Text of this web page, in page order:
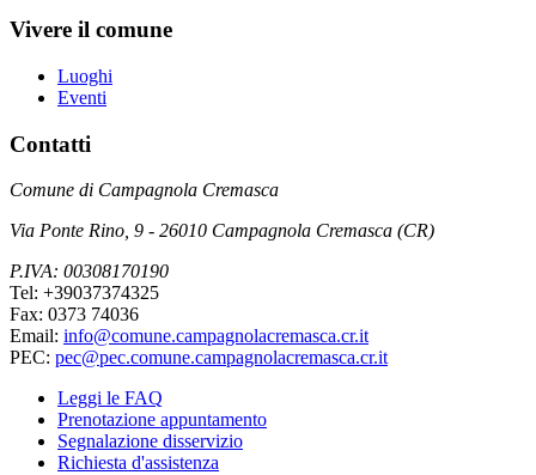
Vivere il comune
Luoghi
Eventi
Contatti
Comune di Campagnola Cremasca
Via Ponte Rino, 9 - 26010 Campagnola Cremasca (CR)
P.IVA: 00308170190
Tel: +39037374325
Fax: 0373 74036
Email: info@comune.campagnolacremasca.cr.it
PEC: pec@pec.comune.campagnolacremasca.cr.it
Leggi le FAQ
Prenotazione appuntamento
Segnalazione disservizio
Richiesta d'assistenza